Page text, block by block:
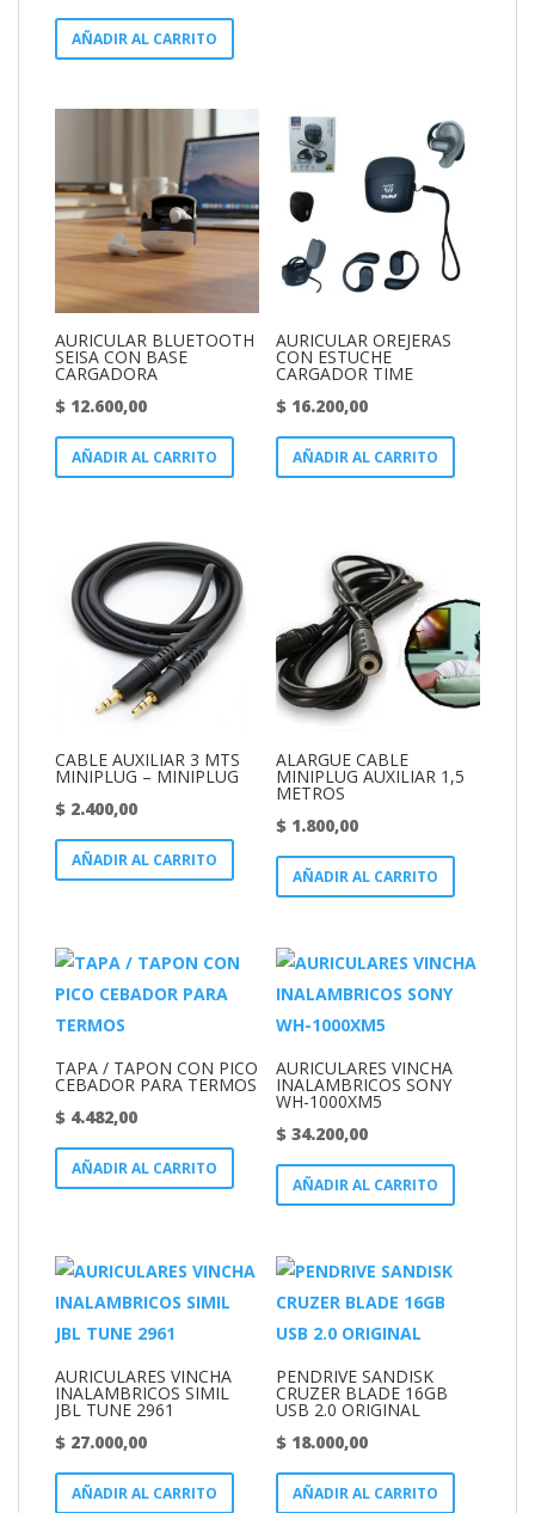
AÑADIR AL CARRITO
AURICULAR BLUETOOTH
SEISA CON BASE
CARGADORA
$ 12.600,00
AÑADIR AL CARRITO
AURICULAR OREJERAS
CON ESTUCHE
CARGADOR TIME
$ 16.200,00
AÑADIR AL CARRITO
CABLE AUXILIAR 3 MTS
MINIPLUG – MINIPLUG
$ 2.400,00
AÑADIR AL CARRITO
ALARGUE CABLE
MINIPLUG AUXILIAR 1,5
METROS
$ 1.800,00
AÑADIR AL CARRITO
TAPA / TAPON CON PICO
CEBADOR PARA TERMOS
$ 4.482,00
AÑADIR AL CARRITO
AURICULARES VINCHA
INALAMBRICOS SONY
WH-1000XM5
$ 34.200,00
AÑADIR AL CARRITO
AURICULARES VINCHA
INALAMBRICOS SIMIL
JBL TUNE 2961
$ 27.000,00
AÑADIR AL CARRITO
PENDRIVE SANDISK
CRUZER BLADE 16GB
USB 2.0 ORIGINAL
$ 18.000,00
AÑADIR AL CARRITO